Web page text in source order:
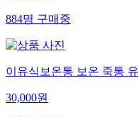
884명 구매중
이유식보온통 보온 죽통
30,000원